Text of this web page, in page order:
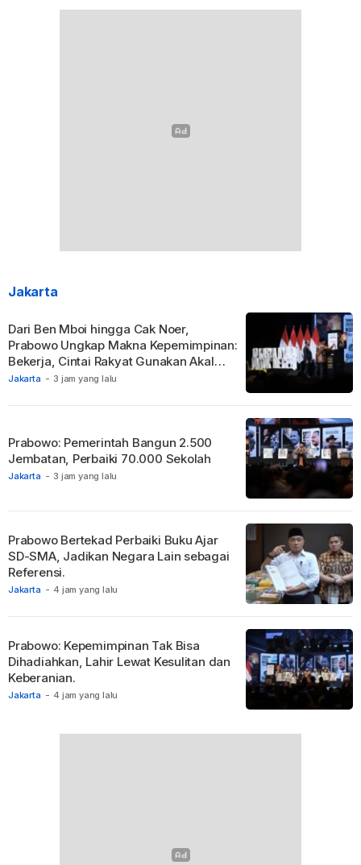
Jakarta
Jakarta - 3 jam yang lalu
Dari Ben Mboi hingga Cak Noer,
Prabowo Ungkap Makna Kepemimpinan:
Bekerja, Cintai Rakyat Gunakan Akal
Sehat.
Jakarta - 3 jam yang lalu
Prabowo: Pemerintah Bangun 2.500
Jembatan, Perbaiki 70.000 Sekolah
Jakarta - 4 jam yang lalu
Prabowo Bertekad Perbaiki Buku Ajar
SD-SMA, Jadikan Negara Lain sebagai
Referensi.
Jakarta - 4 jam yang lalu
Prabowo: Kepemimpinan Tak Bisa
Dihadiahkan, Lahir Lewat Kesulitan dan
Keberanian.